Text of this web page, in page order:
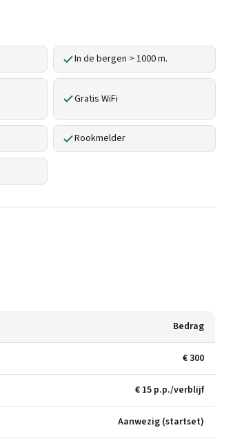
In de bergen > 1000 m.
Gratis WiFi
Rookmelder
Bedrag
€ 300
€ 15 p.p./verblijf
Aanwezig (startset)